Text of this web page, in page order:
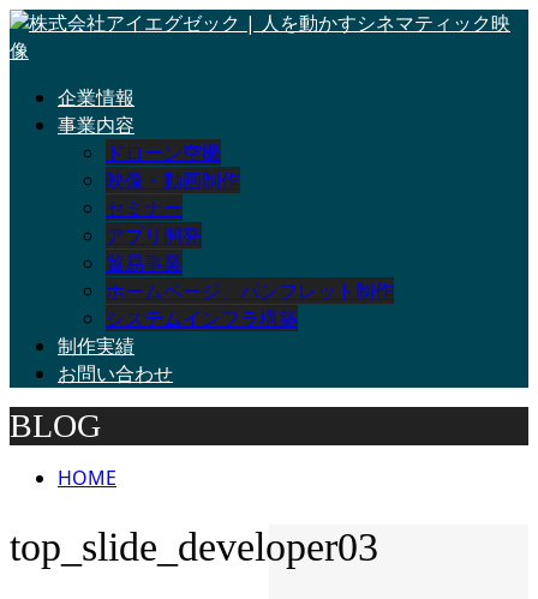
企業情報
事業内容
ドローン空撮
映像・動画制作
セミナー
アプリ開発
貿易事業
ホームページ、パンフレット制作
システムインフラ構築
制作実績
お問い合わせ
BLOG
HOME
top_slide_developer03